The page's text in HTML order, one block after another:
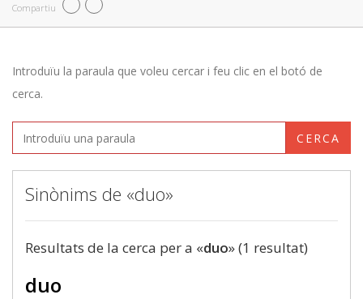
Compartiu
Introduïu la paraula que voleu cercar i feu clic en el botó de
cerca.
CERCA
Sinònims de «duo»
Resultats de la cerca per a «duo» (1 resultat)
duo